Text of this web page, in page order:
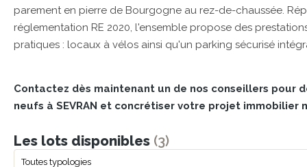
parement en pierre de Bourgogne au rez-de-chaussée.
réglementation RE 2020, l'ensemble propose des
pratiques : locaux à vélos ainsi qu'un parking sécurisé
Contactez dès maintenant un de nos conseillers pour
neufs à SEVRAN et concrétiser votre projet immobilier
Les lots disponibles (3)